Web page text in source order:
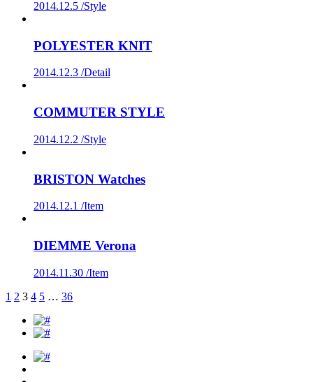
2014.12.5 /Style
POLYESTER KNIT
2014.12.3 /Detail
COMMUTER STYLE
2014.12.2 /Style
BRISTON Watches
2014.12.1 /Item
DIEMME Verona
2014.11.30 /Item
1 2 3 4 5 … 36